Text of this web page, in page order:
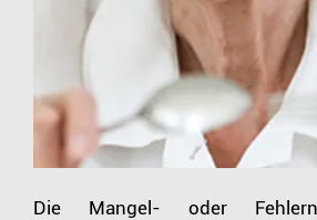
Die Mangel- oder